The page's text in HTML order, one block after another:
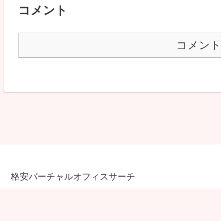
コメント
コメン
格安バーチャルオフィスサーチ